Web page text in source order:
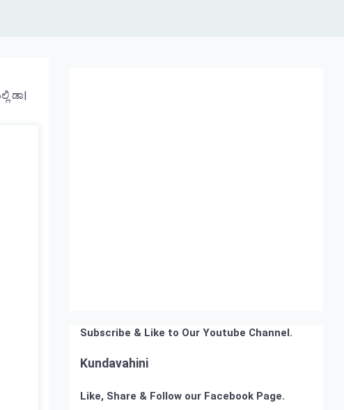
ಡಾ|
Subscribe & Like to Our Youtube Channel.
Kundavahini
Like, Share & Follow our Facebook Page.